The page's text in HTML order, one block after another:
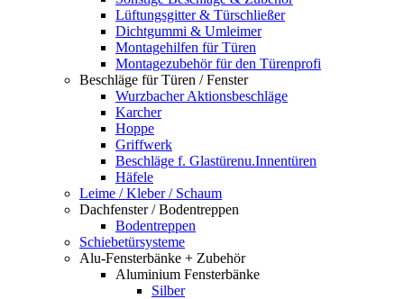
Lüftungsgitter & Türschließer
Dichtgummi & Umleimer
Montagehilfen für Türen
Montagezubehör für den Türenprofi
Beschläge für Türen / Fenster
Wurzbacher Aktionsbeschläge
Karcher
Hoppe
Griffwerk
Beschläge f. Glastürenu.Innentüren
Häfele
Leime / Kleber / Schaum
Dachfenster / Bodentreppen
Bodentreppen
Schiebetürsysteme
Alu-Fensterbänke + Zubehör
Aluminium Fensterbänke
Silber